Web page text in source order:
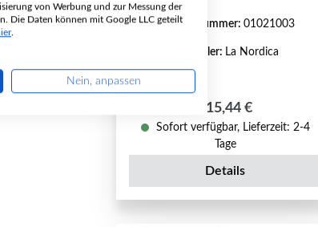
Produktnummer: 01021003
Hersteller: La Nordica
Regulärer Preis:
115,44 €
Sofort verfügbar, Lieferzeit: 2-4
Tage
Details
von Werbung und zur Messung der
Die Daten können mit Google LLC geteilt
.
Nein, anpassen